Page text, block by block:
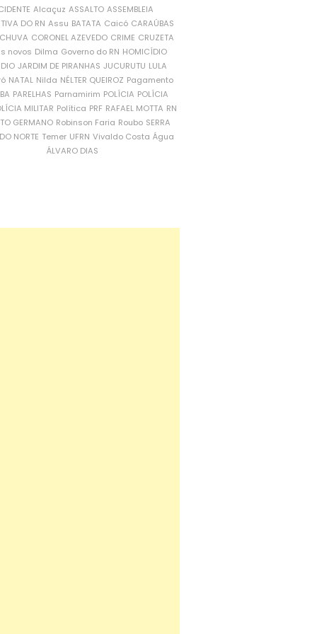
Alcaçuz ASSALTO ASSEMBLEIA
DO RN Assu BATATA Caicó CARAÚBAS
CORONEL AZEVEDO CRIME CRUZETA
novos Dilma Governo do RN HOMICÍDIO
JARDIM DE PIRANHAS JUCURUTU LULA
NATAL Nilda NÉLTER QUEIROZ Pagamento
PARELHAS Parnamirim POLÍCIA POLÍCIA
MILITAR Política PRF RAFAEL MOTTA RN
GERMANO Robinson Faria Roubo SERRA
NORTE Temer UFRN Vivaldo Costa Água
ÁLVARO DIAS